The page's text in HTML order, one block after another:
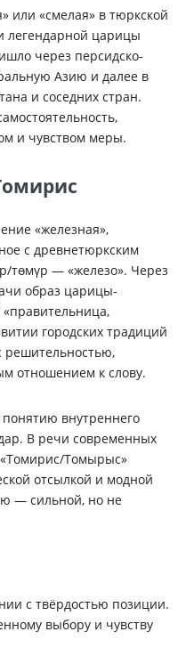
или «смелая» в тюркской
легендарной царицы
через персидско-
Азию и далее в
и соседних стран.
и чувством меры.
«железная»,
с древнетюркским
төмүр — «железо». Через
образ царицы-
городских традиций
решительностью,
отношением к слову.
внутреннего
В речи современных
Томырыс»
отсылкой и модной
— сильной, но не
с твёрдостью позиции.
выбору и чувству